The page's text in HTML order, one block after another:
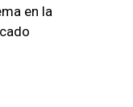
en la